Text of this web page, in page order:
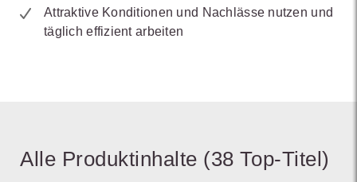
Attraktive Konditionen und Nachlässe nutzen und
täglich effizient arbeiten
Alle Produktinhalte (38 Top-Titel)